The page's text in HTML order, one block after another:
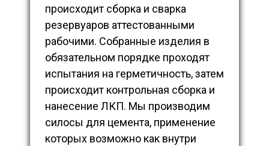
происходит сборка и сварка
резервуаров аттестованными
рабочими. Собранные изделия в
обязательном порядке проходят
испытания на герметичность, затем
происходит контрольная сборка и
нанесение ЛКП. Мы производим
силосы для цемента, применение
которых возможно как внутри